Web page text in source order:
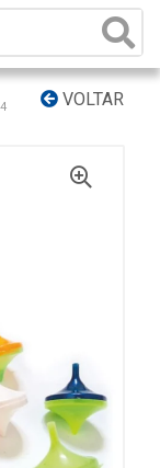
VOLTAR